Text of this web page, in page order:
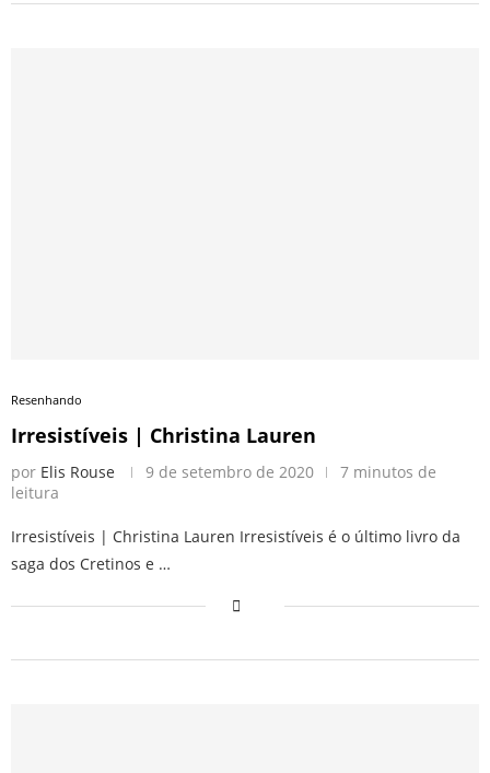
Resenhando
Irresistíveis | Christina Lauren
por Elis Rouse 9 de setembro de 2020
7 minutos de
leitura
Irresistíveis | Christina Lauren Irresistíveis é o último livro da
saga dos Cretinos e …